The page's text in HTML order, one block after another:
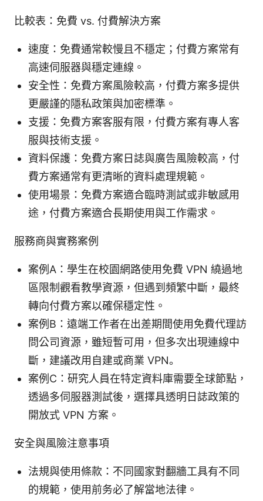
比較表：免費 vs. 付費解決方案
速度：免費通常較慢且不穩定；付費方案常有
高速伺服器與穩定連線。
安全性：免費方案風險較高，付費方案多提供
更嚴謹的隱私政策與加密標準。
支援：免費方案客服有限，付費方案有專人客
服與技術支援。
資料保護：免費方案日誌與廣告風險較高，付
費方案通常有更清晰的資料處理規範。
使用場景：免費方案適合臨時測試或非敏感用
途，付費方案適合長期使用與工作需求。
服務商與實務案例
案例A：學生在校園網路使用免費 VPN 繞過地
區限制觀看教學資源，但遇到頻繁中斷，最終
轉向付費方案以確保穩定性。
案例B：遠端工作者在出差期間使用免費代理訪
問公司資源，雖短暫可用，但多次出現連線中
斷，建議改用自建或商業 VPN。
案例C：研究人員在特定資料庫需要全球節點，
透過多伺服器測試後，選擇具透明日誌政策的
開放式 VPN 方案。
安全與風險注意事項
法規與使用條款：不同國家對翻牆工具有不同
的規範，使用前务必了解當地法律。